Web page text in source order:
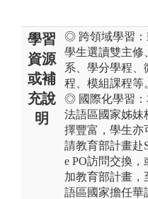
學習
資源
或補
充說
明
◎ 跨領域學習：
學生選讀雙主修
系、學分學程、
程、模組課程等
◎ 國際化學習：
法語區國家姊妹
擇豐富，學生亦
請教育部計畫赴
e PO訪問交換，
加教育部計畫，
語區國家擔任華